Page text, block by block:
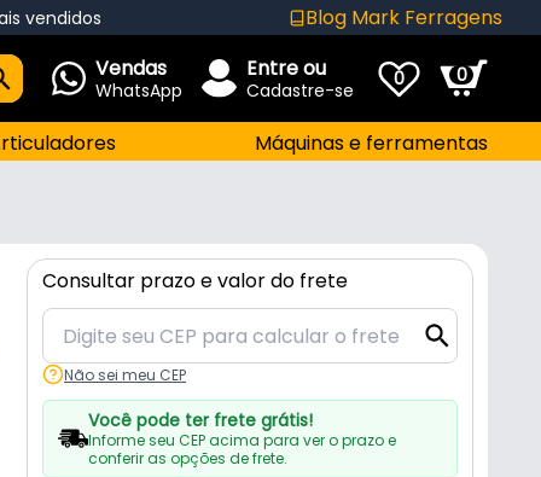
vendidos Blog Mark Ferragens
Vendas
WhatsApp
Entre ou
Cadastre-se 0 0
Máquinas e ferramentas
Consultar prazo e valor do frete
Não sei meu CEP
Você pode ter frete grátis!
Informe seu CEP acima para ver o prazo e
conferir as opções de frete.